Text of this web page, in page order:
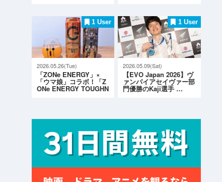
1 User
2026.05.26(Tue)
「ZONe ENERGY」×
「ウマ娘」コラボ！「Z
ONe ENERGY TOUGHN
1 User
2026.05.09(Sat)
【EVO Japan 2026】ヴ
ァンパイアセイヴァー部
門優勝のKaji選手 …